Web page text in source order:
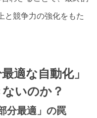
と競争力の強化をもた
適な自動化」
いのか？
分最適」の罠